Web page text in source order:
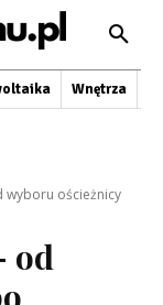
Wnętrza
wyboru ościeżnicy
od